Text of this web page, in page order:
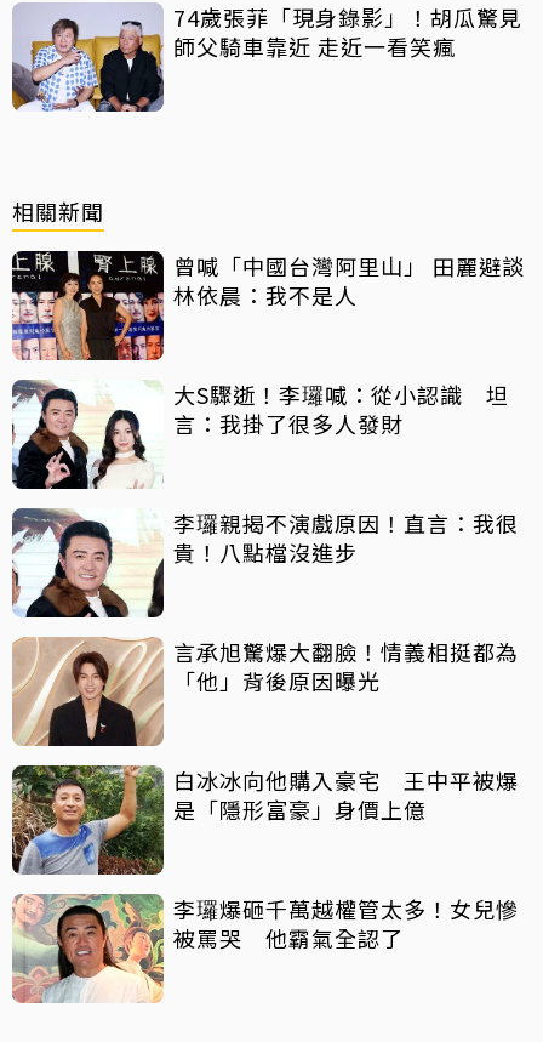
74歲張菲「現身錄影」！胡瓜驚見
師父騎車靠近 走近一看笑瘋
相關新聞
曾喊「中國台灣阿里山」 田麗避談
林依晨：我不是人
大S驟逝！李㼈喊：從小認識 坦
言：我掛了很多人發財
李㼈親揭不演戲原因！直言：我很
貴！八點檔沒進步
言承旭驚爆大翻臉！情義相挺都為
「他」背後原因曝光
白冰冰向他購入豪宅 王中平被爆
是「隱形富豪」身價上億
李㼈爆砸千萬越權管太多！女兒慘
被罵哭 他霸氣全認了